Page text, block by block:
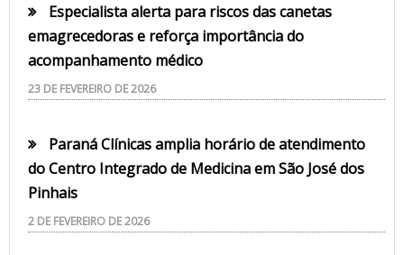
Especialista alerta para riscos das canetas
emagrecedoras e reforça importância do
acompanhamento médico
23 DE FEVEREIRO DE 2026
Paraná Clínicas amplia horário de atendimento
do Centro Integrado de Medicina em São José dos
Pinhais
2 DE FEVEREIRO DE 2026